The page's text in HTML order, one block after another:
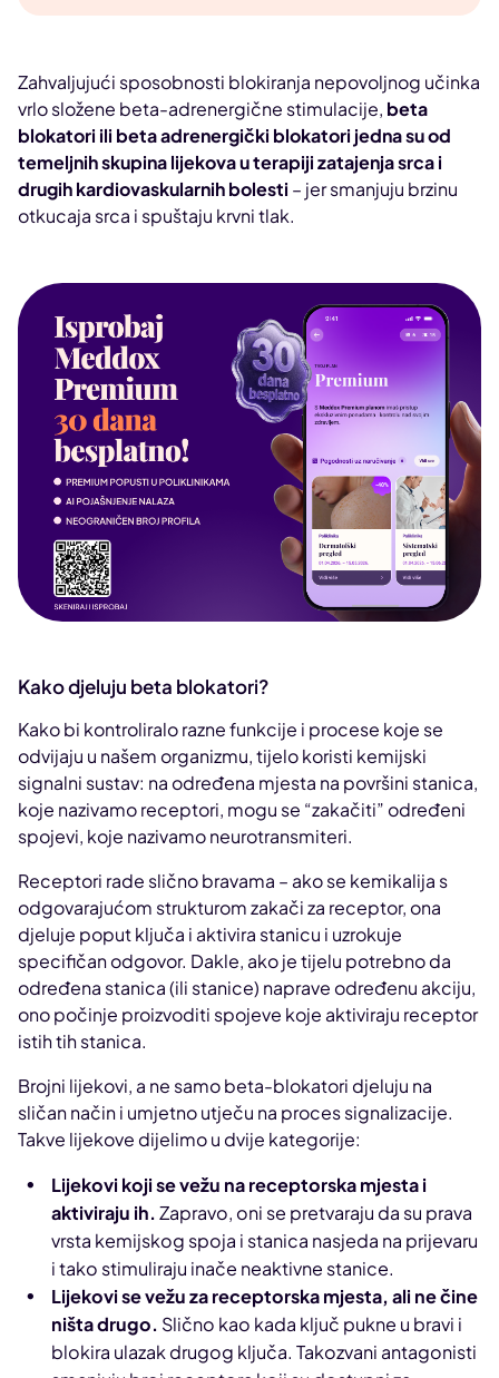
Zahvaljujući sposobnosti blokiranja nepovoljnog učinka
vrlo složene beta-adrenergične stimulacije, beta
blokatori ili beta adrenergički blokatori jedna su od
temeljnih skupina lijekova u terapiji zatajenja srca i
drugih kardiovaskularnih bolesti – jer smanjuju brzinu
otkucaja srca i spuštaju krvni tlak.
Kako djeluju beta blokatori?
Kako bi kontroliralo razne funkcije i procese koje se
odvijaju u našem organizmu, tijelo koristi kemijski
signalni sustav: na određena mjesta na površini stanica,
koje nazivamo receptori, mogu se “zakačiti” određeni
spojevi, koje nazivamo neurotransmiteri.
Receptori rade slično bravama – ako se kemikalija s
odgovarajućom strukturom zakači za receptor, ona
djeluje poput ključa i aktivira stanicu i uzrokuje
specifičan odgovor. Dakle, ako je tijelu potrebno da
određena stanica (ili stanice) naprave određenu akciju,
ono počinje proizvoditi spojeve koje aktiviraju receptor
istih tih stanica.
Brojni lijekovi, a ne samo beta-blokatori djeluju na
sličan način i umjetno utječu na proces signalizacije.
Takve lijekove dijelimo u dvije kategorije:
Lijekovi koji se vežu na receptorska mjesta i
aktiviraju ih.Zapravo, oni se pretvaraju da su prava
vrsta kemijskog spoja i stanica nasjeda na prijevaru
i tako stimuliraju inače neaktivne stanice.
Lijekovi se vežu za receptorska mjesta, ali ne čine
ništa drugo. Slično kao kada ključ pukne u bravi i
blokira ulazak drugog ključa. Takozvani antagonisti